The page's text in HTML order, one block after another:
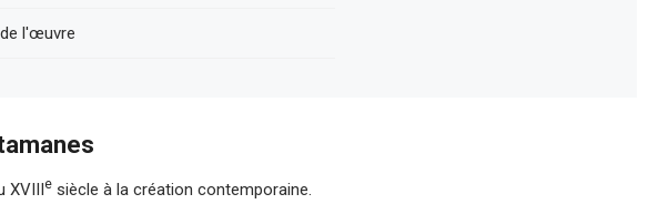
l'œuvre
XVIIIesiècle à la création contemporaine.